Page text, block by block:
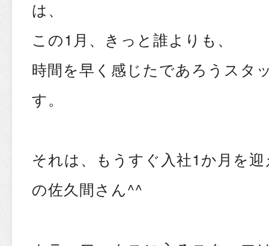
は、
この1月、きっと誰よりも、
時間を早く感じたであろうスタ
す。
それは、もうすぐ入社1か月を
の佐久間さん^^